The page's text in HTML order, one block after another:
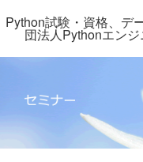
Python試験・資格、デ
団法人Pythonエン